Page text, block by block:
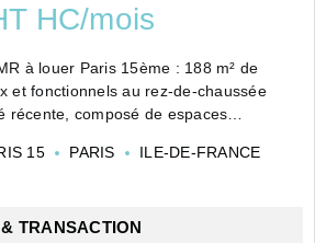
HC/mois
à louer Paris 15ème : 188 m² de
et fonctionnels au rez-de-chaussée
récente, composé de espaces
sur deux cours arborées, pla...
15 PARIS ILE-DE-FRANCE
TRANSACTION